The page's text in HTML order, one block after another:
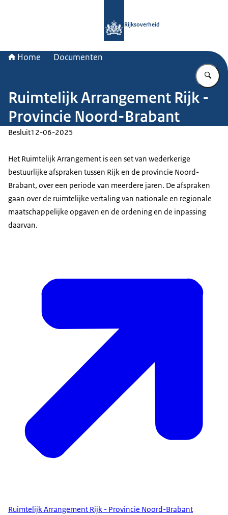
Rijksoverheid
Home Documenten
Ruimtelijk Arrangement Rijk -
Provincie Noord-Brabant
Besluit12-06-2025
Het Ruimtelijk Arrangement is een set van wederkerige
bestuurlijke afspraken tussen Rijk en de provincie Noord-
Brabant, over een periode van meerdere jaren. De afspraken
gaan over de ruimtelijke vertaling van nationale en regionale
maatschappelijke opgaven en de ordening en de inpassing
daarvan.
Ruimtelijk Arrangement Rijk - Provincie Noord-Brabant